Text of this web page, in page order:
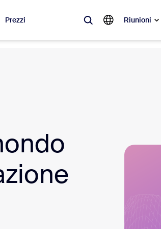
Prezzi Riunioni
Center